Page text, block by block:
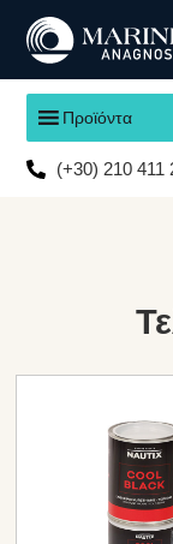
Προϊόντα
(+30) 210 411